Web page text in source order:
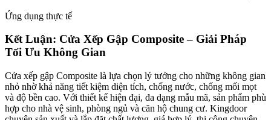
Ứng dụng thực tế
Kết Luận: Cửa Xếp Gập Composite – Giải Pháp
Tối Ưu Không Gian​
Cửa xếp gập Composite là lựa chọn lý tưởng cho những không gian
nhỏ nhờ khả năng tiết kiệm diện tích, chống nước, chống mối mọt
và độ bền cao. Với thiết kế hiện đại, đa dạng mẫu mã, sản phẩm phù
hợp cho nhà vệ sinh, phòng ngủ và căn hộ chung cư. Kingdoor